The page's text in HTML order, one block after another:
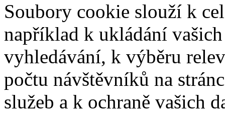
Soubory cookie slouží k
například k ukládání
vyhledávání, k výběru
počtu návštěvníků na
služeb a k ochraně vašich